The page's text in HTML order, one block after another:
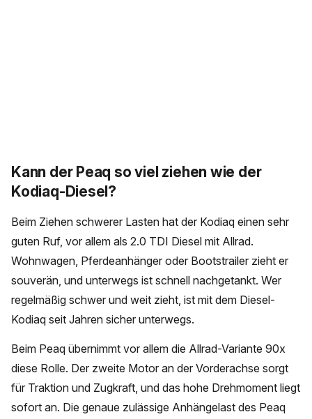
Kann der Peaq so viel ziehen wie der
Kodiaq-Diesel?
Beim Ziehen schwerer Lasten hat der Kodiaq einen sehr
guten Ruf, vor allem als 2.0 TDI Diesel mit Allrad.
Wohnwagen, Pferdeanhänger oder Bootstrailer zieht er
souverän, und unterwegs ist schnell nachgetankt. Wer
regelmäßig schwer und weit zieht, ist mit dem Diesel-
Kodiaq seit Jahren sicher unterwegs.
Beim Peaq übernimmt vor allem die Allrad-Variante 90x
diese Rolle. Der zweite Motor an der Vorderachse sorgt
für Traktion und Zugkraft, und das hohe Drehmoment liegt
sofort an. Die genaue zulässige Anhängelast des Peaq